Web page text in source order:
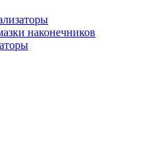
наконечников